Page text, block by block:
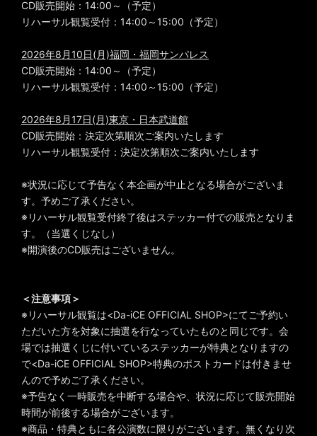
CD販売開始：14:00～（予定）
リハーサル観覧受付：14:00～15:00（予定）
2026年8月10日(月)福岡・福岡サンパレス
CD販売開始：14:00～（予定）
リハーサル観覧受付：14:00～15:00（予定）
2026年8月17日(月)東京・日本武道館
CD販売開始：決定次第順次ご案内いたします
リハーサル観覧受付：決定次第順次ご案内いたします
※状況に応じて予告なく本企画が中止となる場合がございま
す。予めご了承ください。
※リハーサル観覧受付終了後はステッカー付での販売となりま
す。（当選くじなし）
※開演後のCD販売はございません。
＜注意事項＞
※リハーサル観覧は<Da-iCE OFFICIAL SHOP>にてご予約い
ただいた方を対象に抽選を行なっていたものと同じです。会
場では抽選くじに付いているステッカーが特典となりますの
で<Da-iCE OFFICIAL SHOP>特典のポストカードは付きませ
んので予めご了承ください。
※予告なく一時販売を中断する場合や、状況に応じて販売開始
時間が前後する場合がございます。
※商品・特典ともに各公演数に限りがございます。無くなり次